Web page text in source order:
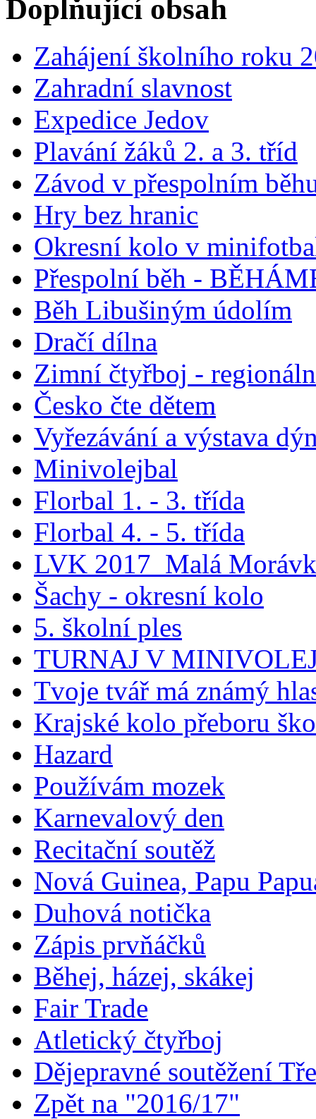
Doplňující obsah
Zahájení školního roku
Zahradní slavnost
Expedice Jedov
Plavání žáků 2. a 3. tříd
Závod v přespolním
Hry bez hranic
Okresní kolo v
Přespolní běh -
Běh Libušiným údolím
Dračí dílna
Zimní čtyřboj -
Česko čte dětem
Vyřezávání a výstava
Minivolejbal
Florbal 1. - 3. třída
Florbal 4. - 5. třída
LVK 2017_Malá
Šachy - okresní kolo
5. školní ples
TURNAJ V
Tvoje tvář má známý
Krajské kolo přeboru
Hazard
Používám mozek
Karnevalový den
Recitační soutěž
Nová Guinea, Papu
Duhová notička
Zápis prvňáčků
Běhej, házej, skákej
Fair Trade
Atletický čtyřboj
Dějepravné soutěžení
Zpět na "2016/17"